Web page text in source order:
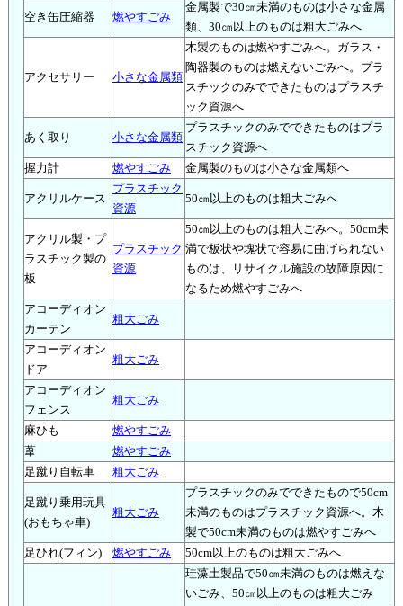
空き缶圧縮器 燃やすごみ
金属製で30㎝未満のものは小さな金属
類、30㎝以上のものは粗大ごみへ
アクセサリー 小さな金属類
木製のものは燃やすごみへ。ガラス・
陶器製のものは燃えないごみへ。プラ
スチックのみでできたものはプラスチ
ック資源へ
あく取り 小さな金属類
プラスチックのみでできたものはプラ
スチック資源へ
握力計
燃やすごみ 金属製のものは小さな金属類へ
アクリルケース
プラスチック
資源
50㎝以上のものは粗大ごみへ
アクリル製・プ
ラスチック製の
板
プラスチック
資源
50㎝以上のものは粗大ごみへ。50cm未
満で板状や塊状で容易に曲げられない
ものは、リサイクル施設の故障原因に
なるため燃やすごみへ
アコーディオン
カーテン
粗大ごみ
アコーディオン
ドア
粗大ごみ
アコーディオン
フェンス
粗大ごみ
麻ひも
燃やすごみ
葦
燃やすごみ
足蹴り自転車
粗大ごみ
足蹴り乗用玩具
(おもちゃ車)
粗大ごみ
プラスチックのみでできたもので50cm
未満のものはプラスチック資源へ。木
製で50cm未満のものは燃やすごみへ
足ひれ(フィン)
燃やすごみ 50cm以上のものは粗大ごみへ
珪藻土製品で50㎝未満のものは燃えな
いごみ、50㎝以上のものは粗大ごみ